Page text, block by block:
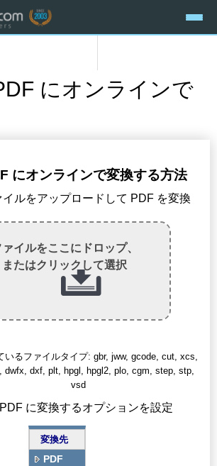
にオンラインで
にオンラインで変換する方法
イルをアップロードして PDF を変換
ァイルをここにドロップ、
またはクリックして選択
いるファイルタイプ: gbr, jww, gcode, cut, xcs,
dwfx, dxf, plt, hpgl, hpgl2, plo, cgm, step, stp,
vsd
に変換するオプションを設定
変換先
PDF